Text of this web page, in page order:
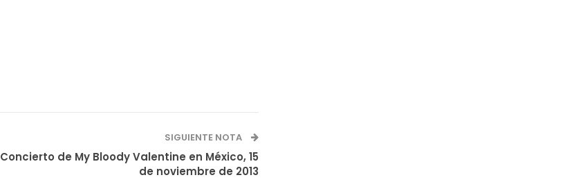
SIGUIENTE NOTA
Concierto de My Bloody Valentine en México, 15
de noviembre de 2013